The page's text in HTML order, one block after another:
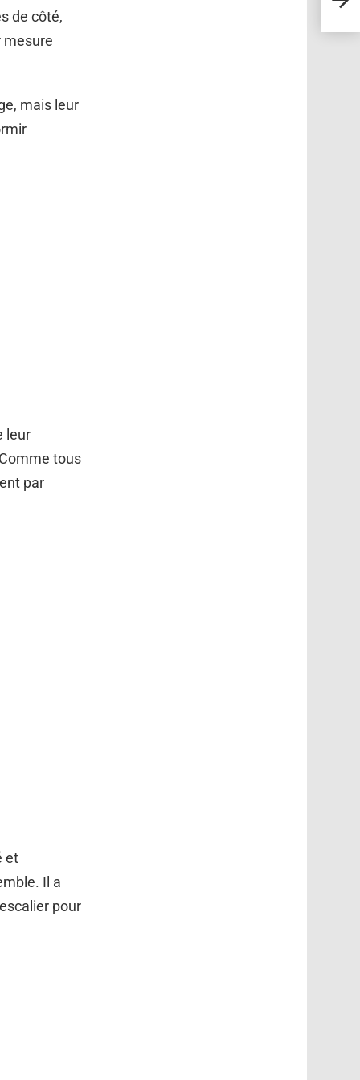
de côté,
mesure
mais leur
leur
tous
par
et
Il a
pour